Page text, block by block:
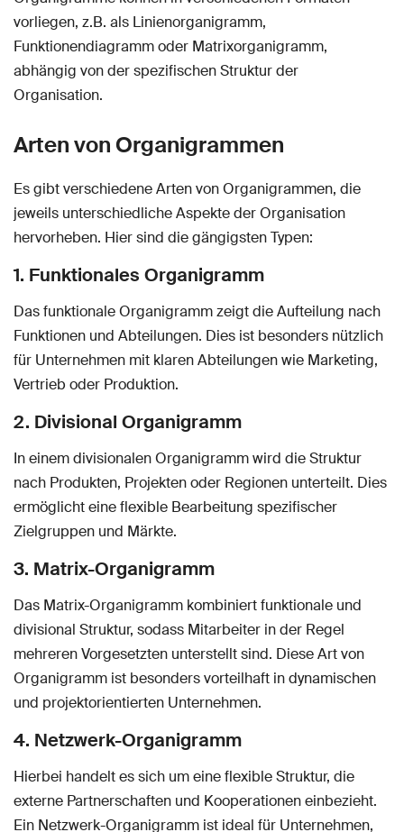
vorliegen, z.B. als Linienorganigramm,
Funktionendiagramm oder Matrixorganigramm,
abhängig von der spezifischen Struktur der
Organisation.
Arten von Organigrammen
Es gibt verschiedene Arten von Organigrammen, die
jeweils unterschiedliche Aspekte der Organisation
hervorheben. Hier sind die gängigsten Typen:
1. Funktionales Organigramm
Das funktionale Organigramm zeigt die Aufteilung nach
Funktionen und Abteilungen. Dies ist besonders nützlich
für Unternehmen mit klaren Abteilungen wie Marketing,
Vertrieb oder Produktion.
2. Divisional Organigramm
In einem divisionalen Organigramm wird die Struktur
nach Produkten, Projekten oder Regionen unterteilt. Dies
ermöglicht eine flexible Bearbeitung spezifischer
Zielgruppen und Märkte.
3. Matrix-Organigramm
Das Matrix-Organigramm kombiniert funktionale und
divisional Struktur, sodass Mitarbeiter in der Regel
mehreren Vorgesetzten unterstellt sind. Diese Art von
Organigramm ist besonders vorteilhaft in dynamischen
und projektorientierten Unternehmen.
4. Netzwerk-Organigramm
Hierbei handelt es sich um eine flexible Struktur, die
externe Partnerschaften und Kooperationen einbezieht.
Ein Netzwerk-Organigramm ist ideal für Unternehmen,